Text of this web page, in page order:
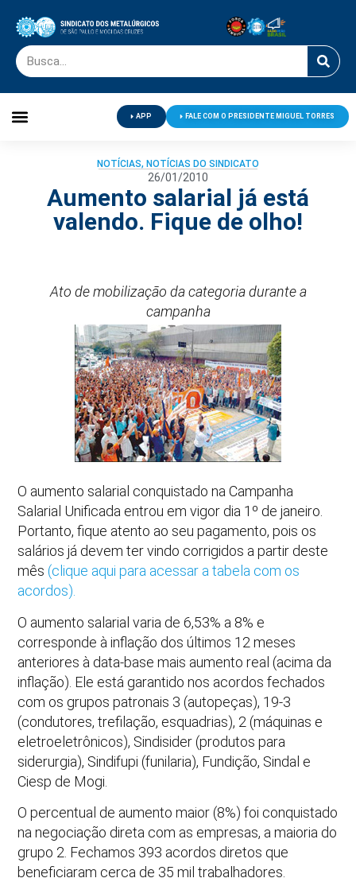
APP FALE COM O PRESIDENTE MIGUEL TORRES
NOTÍCIAS, NOTÍCIAS DO SINDICATO
26/01/2010
Aumento salarial já está
valendo. Fique de olho!
Ato de mobilização da categoria durante a
campanha
O aumento salarial conquistado na Campanha
Salarial Unificada entrou em vigor dia 1º de janeiro.
Portanto, fique atento ao seu pagamento, pois os
salários já devem ter vindo corrigidos a partir deste
mês (clique aqui para acessar a tabela com os
acordos).
O aumento salarial varia de 6,53% a 8% e
corresponde à inflação dos últimos 12 meses
anteriores à data-base mais aumento real (acima da
inflação). Ele está garantido nos acordos fechados
com os grupos patronais 3 (autopeças), 19-3
(condutores, trefilação, esquadrias), 2 (máquinas e
eletroeletrônicos), Sindisider (produtos para
siderurgia), Sindifupi (funilaria), Fundição, Sindal e
Ciesp de Mogi.
O percentual de aumento maior (8%) foi conquistado
na negociação direta com as empresas, a maioria do
grupo 2. Fechamos 393 acordos diretos que
beneficiaram cerca de 35 mil trabalhadores.